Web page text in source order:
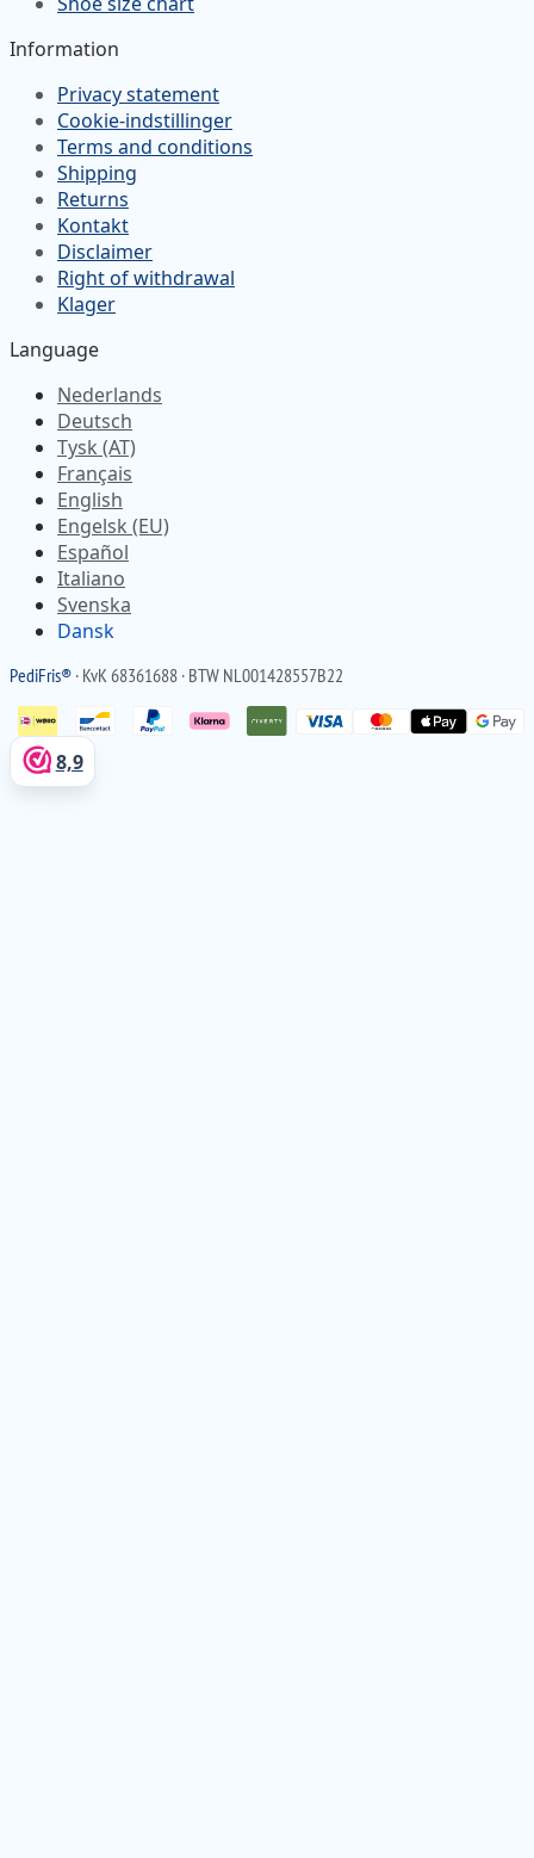
Information
Privacy statement
Cookie-indstillinger
Terms and conditions
Shipping
Returns
Kontakt
Disclaimer
Right of withdrawal
Klager
Language
Nederlands
Deutsch
Tysk (AT)
Français
English
Engelsk (EU)
Español
Italiano
Svenska
Dansk
PediFris® · KvK 68361688 · BTW NL001428557B22
8,9